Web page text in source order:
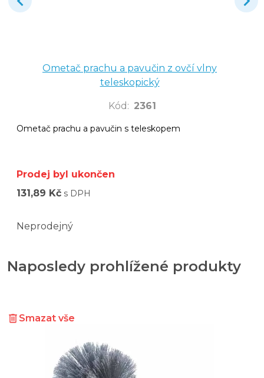
Ometač prachu a pavučin z ovčí vlny
teleskopický
Kód : 2361
Ometač prachu a pavučin s teleskopem
Prodej byl ukončen
131,89 Kč s DPH
Neprodejný
Naposledy prohlížené produkty
Smazat vše